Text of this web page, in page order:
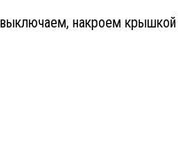
выключаем, накроем крышкой